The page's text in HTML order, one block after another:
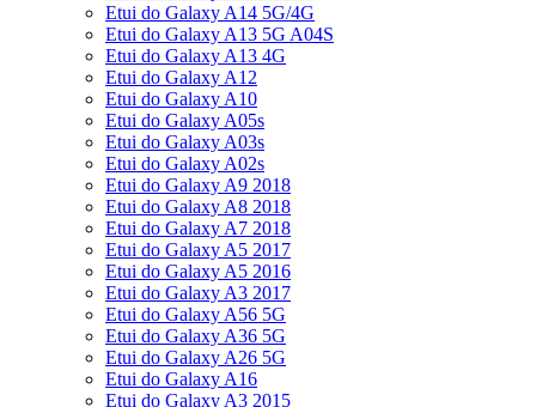
Etui do Galaxy A14 5G/4G
Etui do Galaxy A13 5G A04S
Etui do Galaxy A13 4G
Etui do Galaxy A12
Etui do Galaxy A10
Etui do Galaxy A05s
Etui do Galaxy A03s
Etui do Galaxy A02s
Etui do Galaxy A9 2018
Etui do Galaxy A8 2018
Etui do Galaxy A7 2018
Etui do Galaxy A5 2017
Etui do Galaxy A5 2016
Etui do Galaxy A3 2017
Etui do Galaxy A56 5G
Etui do Galaxy A36 5G
Etui do Galaxy A26 5G
Etui do Galaxy A16
Etui do Galaxy A3 2015